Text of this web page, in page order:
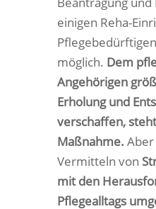
einigen Reha-
möglich. Dem
Angehörigen
Erholung und
verschaffen,
Maßnahme. Aber
Vermitteln von
mit den
Pflegealltags